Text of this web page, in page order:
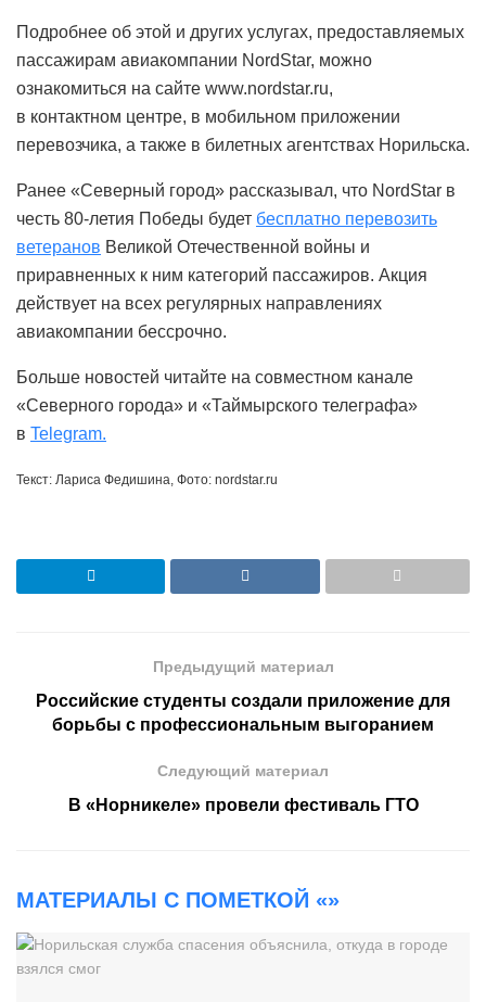
Подробнее об этой и других услугах, предоставляемых
пассажирам авиакомпании NordStar, можно
ознакомиться на сайте www.nordstar.ru,
в контактном центре, в мобильном приложении
перевозчика, а также в билетных агентствах Норильска.
Ранее «Северный город» рассказывал, что NordStar в
честь 80-летия Победы будет бесплатно перевозить
ветеранов Великой Отечественной войны и
приравненных к ним категорий пассажиров. Акция
действует на всех регулярных направлениях
авиакомпании бессрочно.
Больше новостей читайте на совместном канале
«Северного города» и «Таймырского телеграфа»
в Telegram.
Текст: Лариса Федишина, Фото: nordstar.ru
Предыдущий материал
Российские студенты создали приложение для
борьбы с профессиональным выгоранием
Следующий материал
В «Норникеле» провели фестиваль ГТО
МАТЕРИАЛЫ С ПОМЕТКОЙ «»